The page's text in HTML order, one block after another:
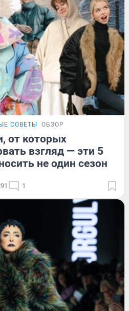
СОВЕТЫ ОБЗОР
от которых
взгляд — эти 5
не один сезон
1